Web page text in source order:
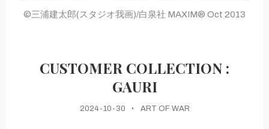
©三浦建太郎(スタジオ我画)/白泉社 MAXIM® Oct 2013
CUSTOMER COLLECTION :
GAURI
2024-10-30 ART OF WAR